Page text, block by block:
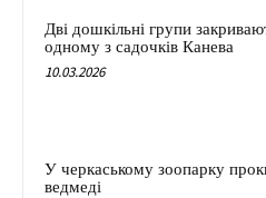
Дві дошкільні групи
одному з садочків Канева
10.03.2026
У черкаському зоопарку
ведмеді